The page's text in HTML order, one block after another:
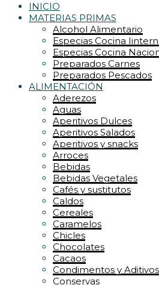
INICIO
MATERIAS PRIMAS
Alcohol Alimentario
Especias Cocina
Especias Cocina
Preparados Carnes
Preparados Pescados
ALIMENTACIÓN
Aderezos
Aguas
Aperitivos Dulces
Aperitivos Salados
Aperitivos y snacks
Arroces
Bebidas
Bebidas Vegetales
Cafés y sustitutos
Caldos
Cereales
Caramelos
Chicles
Chocolates
Cacaos
Condimentos y Aditivos
Conservas